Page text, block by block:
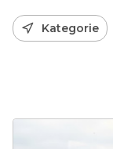
Kategorie